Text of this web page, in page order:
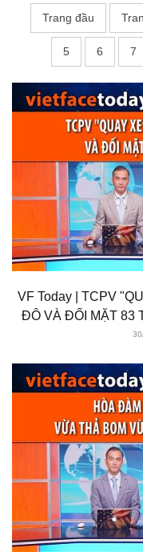
Trang đầu
5 6 7
VF Today | TCPV
ĐÔ VÀ ĐỐI MẶT 83